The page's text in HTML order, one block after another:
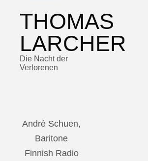
THOMAS
LARCHER
Die Nacht der
Verlorenen
Andrè Schuen,
Baritone
Finnish Radio